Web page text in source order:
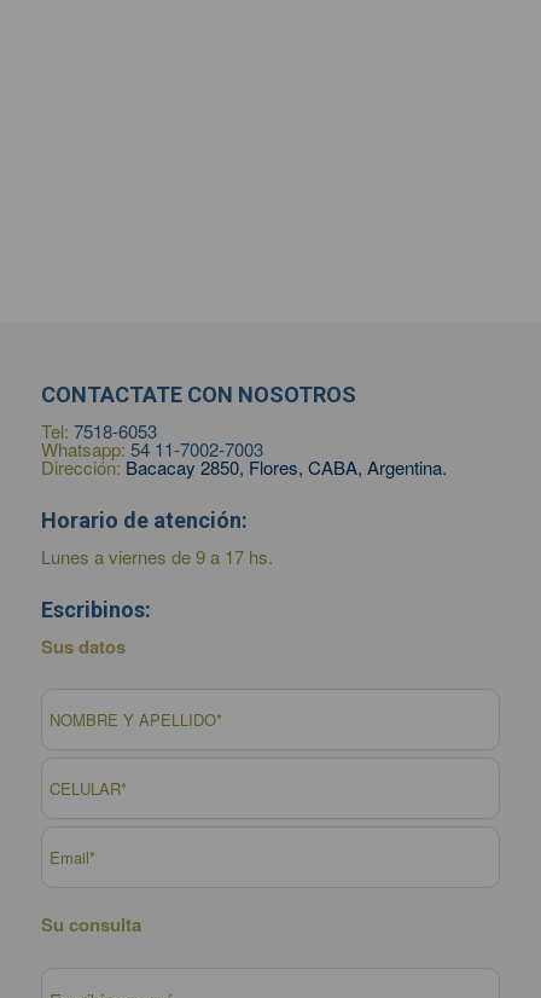
CONTACTATE CON NOSOTROS
Tel: 7518-6053
Whatsapp: 54 11-7002-7003
Dirección: Bacacay 2850, Flores, CABA, Argentina.
Horario de atención:
Lunes a viernes de 9 a 17 hs.
Escribinos:
Sus datos
Su consulta